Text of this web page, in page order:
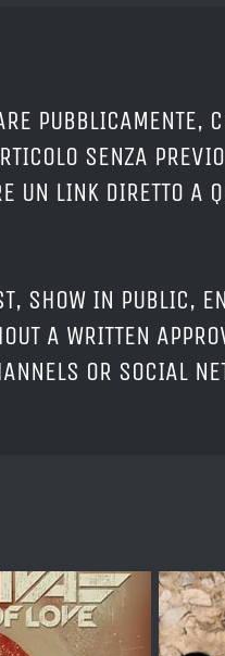
PUBBLICAMENTE,
SENZA
UN LINK DIRETTO A
SHOW IN PUBLIC,
A WRITTEN
OR SOCIAL